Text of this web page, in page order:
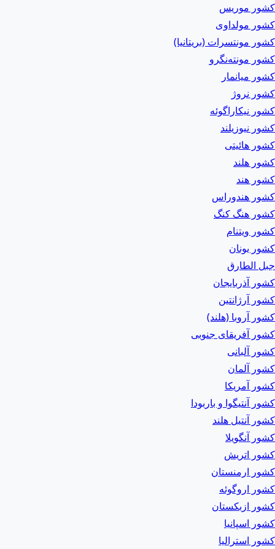
کشور موریس
کشور مولداوی
کشور مونتسرات (بریتانیا)
کشور مونته‌نگرو
کشور میانمار
کشور نروژ
کشور نیکاراگوئه
کشور نیوزیلند
کشور هائیتی
کشور هلند
کشور هند
کشور هندوراس
کشور هنگ کنگ
کشور ویتنام
کشور یونان
جبل الطارق
کشور آذربایجان
کشور آرژانتین
کشور آروبا (هلند)
کشور آفریقای جنوبی
کشور آلبانی
کشور آلمان
کشور آمریکا
کشور آنتیگوا و باربودا
کشور آنتیل هلند
کشور آنگویلا
کشور اتریش
کشور ارمنستان
کشور اروگوئه
کشور ازبکستان
کشور اسپانیا
کشور استرالیا